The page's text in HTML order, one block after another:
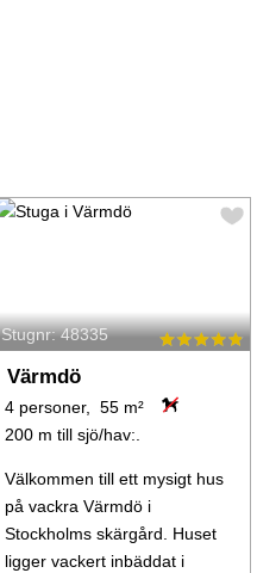
Stugnr: 48335
Värmdö
4 personer, 55 m²
200 m till sjö/hav:.
Välkommen till ett mysigt hus
på vackra Värmdö i
Stockholms skärgård. Huset
ligger vackert inbäddat i